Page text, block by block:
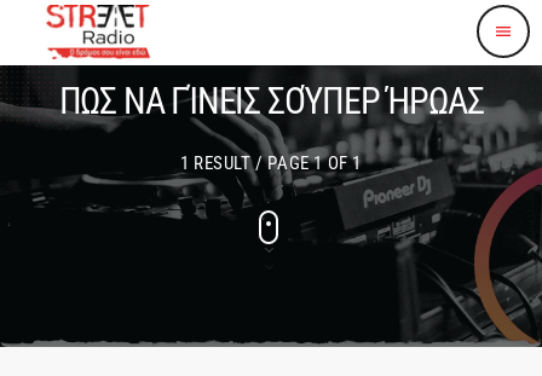
menu
ΠΩΣ ΝΑ ΓΊΝΕΙΣ ΣΟΎΠΕΡ ΉΡΩΑΣ
1 RESULT / PAGE 1 OF 1